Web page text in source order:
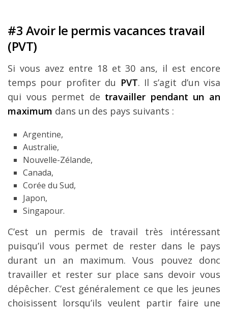
#3 Avoir le permis vacances travail
(PVT)
Si vous avez entre 18 et 30 ans, il est encore
temps pour profiter du PVT. Il s’agit d’un visa
qui vous permet de travailler pendant un an
maximum dans un des pays suivants :
Argentine,
Australie,
Nouvelle-Zélande,
Canada,
Corée du Sud,
Japon,
Singapour.
C’est un permis de travail très intéressant
puisqu’il vous permet de rester dans le pays
durant un an maximum. Vous pouvez donc
travailler et rester sur place sans devoir vous
dépêcher. C’est généralement ce que les jeunes
choisissent lorsqu’ils veulent partir faire une